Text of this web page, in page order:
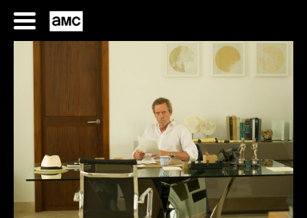
treści
SERIALE
FILMY